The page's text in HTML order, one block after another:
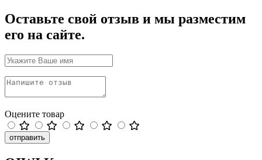
Оставьте свой отзыв и мы разместим
его на сайте.
Оцените товар
отправить